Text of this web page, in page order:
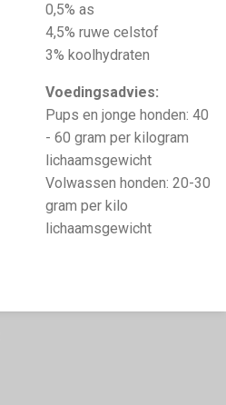
0,5% as
4,5% ruwe celstof
3% koolhydraten
Voedingsadvies:
Pups en jonge honden: 40
- 60 gram per kilogram
lichaamsgewicht
Volwassen honden: 20-30
gram per kilo
lichaamsgewicht